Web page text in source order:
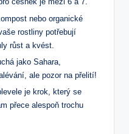
nebo organické
rostliny potřebují
růst a kvést.
jako Sahara,
ale​ pozor na přelití!
‌je krok, který se
přece ⁢alespoň trochu